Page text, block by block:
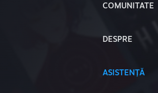
COMUNITATE
DESPRE
ASISTENȚĂ